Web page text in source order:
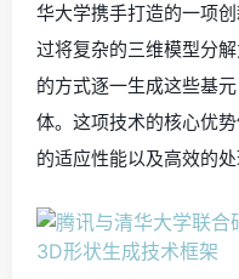
华大学携手打造的一项
过将复杂的三维模型分
的方式逐一生成这些基
体。这项技术的核心优
的适应性能以及高效的处